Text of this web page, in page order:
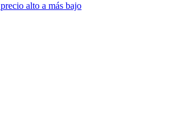
precio alto a más bajo